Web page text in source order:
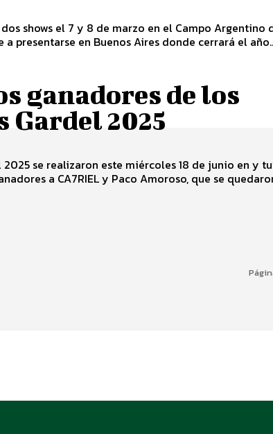
shows el 7 y 8 de marzo en el Campo Argentino
a presentarse en Buenos Aires donde cerrará el
ganadores de los
Gardel 2025
2025 se realizaron este miércoles 18 de junio en y
a CA7RIEL y Paco Amoroso, que se